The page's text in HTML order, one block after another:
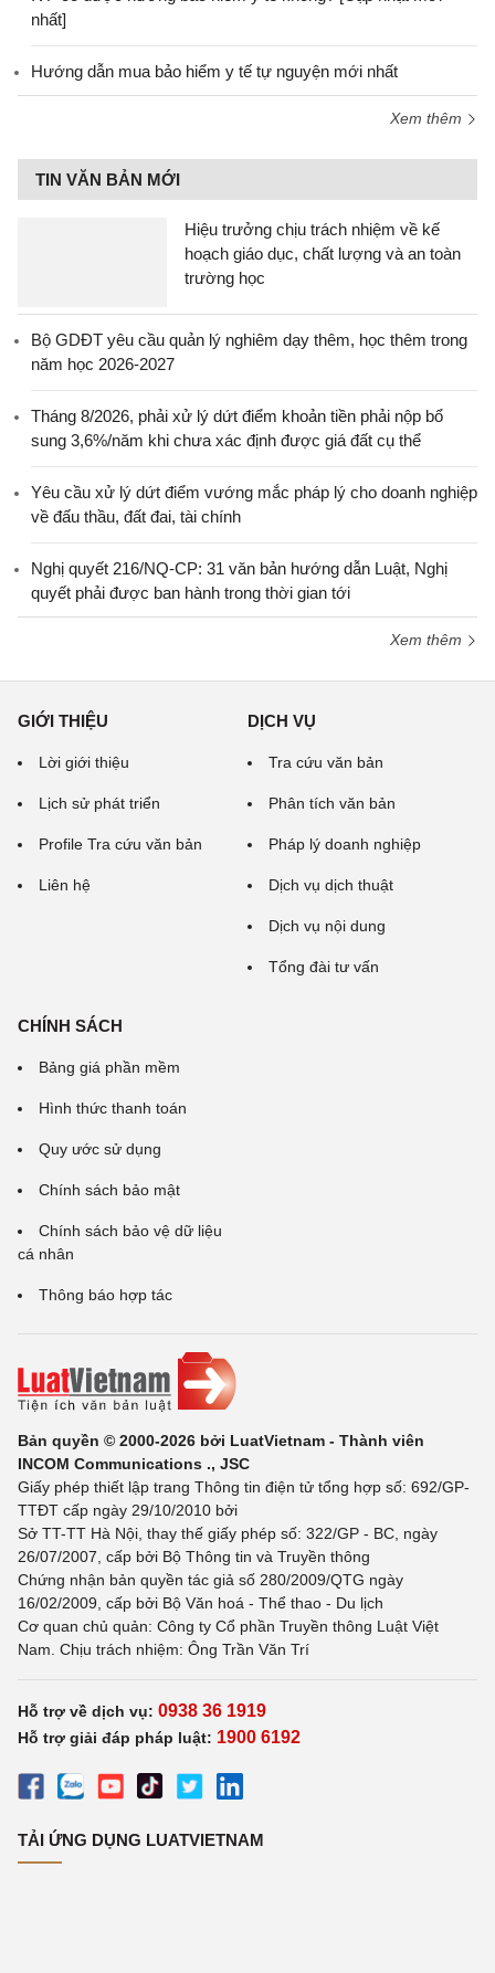
nhất]
Hướng dẫn mua bảo hiểm y tế tự nguyện mới nhất
Xem thêm
TIN VĂN BẢN MỚI
Hiệu trưởng chịu trách nhiệm về kế
hoạch giáo dục, chất lượng và an toàn
trường học
Bộ GDĐT yêu cầu quản lý nghiêm dạy thêm, học thêm trong
năm học 2026-2027
Tháng 8/2026, phải xử lý dứt điểm khoản tiền phải nộp bổ
sung 3,6%/năm khi chưa xác định được giá đất cụ thể
Yêu cầu xử lý dứt điểm vướng mắc pháp lý cho doanh nghiệp
về đấu thầu, đất đai, tài chính
Nghị quyết 216/NQ-CP: 31 văn bản hướng dẫn Luật, Nghị
quyết phải được ban hành trong thời gian tới
Xem thêm
GIỚI THIỆU
Lời giới thiệu
Lịch sử phát triển
Profile Tra cứu văn bản
Liên hệ
DỊCH VỤ
Tra cứu văn bản
Phân tích văn bản
Pháp lý doanh nghiệp
Dịch vụ dịch thuật
Dịch vụ nội dung
Tổng đài tư vấn
CHÍNH SÁCH
Bảng giá phần mềm
Hình thức thanh toán
Quy ước sử dụng
Chính sách bảo mật
Chính sách bảo vệ dữ liệu
cá nhân
Thông báo hợp tác
Bản quyền © 2000-2026 bởi LuatVietnam - Thành viên
INCOM Communications ., JSC
Giấy phép thiết lập trang Thông tin điện tử tổng hợp số: 692/GP-
TTĐT cấp ngày 29/10/2010 bởi
Sở TT-TT Hà Nội, thay thế giấy phép số: 322/GP - BC, ngày
26/07/2007, cấp bởi Bộ Thông tin và Truyền thông
Chứng nhận bản quyền tác giả số 280/2009/QTG ngày
16/02/2009, cấp bởi Bộ Văn hoá - Thể thao - Du lịch
Cơ quan chủ quản: Công ty Cổ phần Truyền thông Luật Việt
Nam. Chịu trách nhiệm: Ông Trần Văn Trí
Hỗ trợ về dịch vụ: 0938 36 1919
Hỗ trợ giải đáp pháp luật: 1900 6192
TẢI ỨNG DỤNG LUATVIETNAM